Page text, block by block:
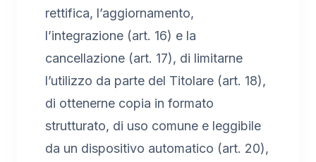
rettifica, l’aggiornamento,
l’integrazione (art. 16) e la
cancellazione (art. 17), di limitarne
l’utilizzo da parte del Titolare (art. 18),
di ottenerne copia in formato
strutturato, di uso comune e leggibile
da un dispositivo automatico (art. 20),